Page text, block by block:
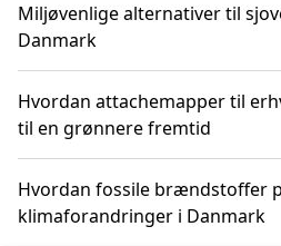
Miljøvenlige alternativer til
Danmark
Hvordan attachemapper til
til en grønnere fremtid
Hvordan fossile brændstoffer
klimaforandringer i Danmark